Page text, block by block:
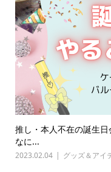
推し・本人不在の誕生
なに...
2023.02.04 グッズ＆アイ